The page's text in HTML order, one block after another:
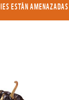
ESTÁN AMENAZADAS